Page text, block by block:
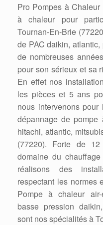
Pro Pompes à
à chaleur pour
Tournan-En-Brie
de PAC daikin,
de nombreuses
pour son sérieux et sa
En effet nos
les pièces et 5 ans
nous intervenons pour
dépannage de pompe
hitachi, atlantic,
(77220). Forte de
domaine du
réalisons des
respectant les normes
Pompe à chaleur
basse pression
sont nos spécialités à